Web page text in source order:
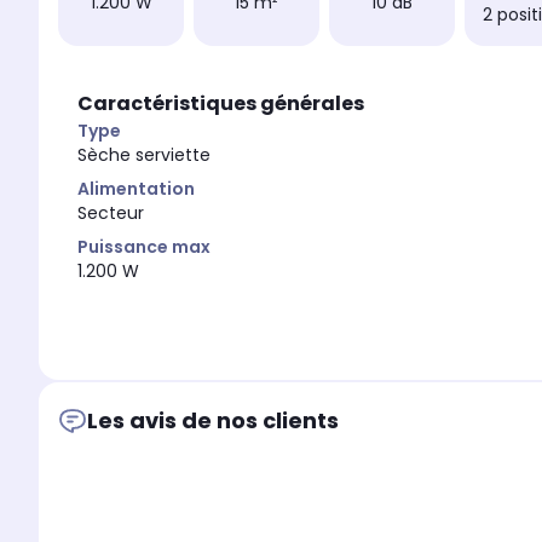
2
Caractéristiques générales
Type
Sèche serviette
Alimentation
Secteur
Puissance max
1.200 W
Les avis de nos clients